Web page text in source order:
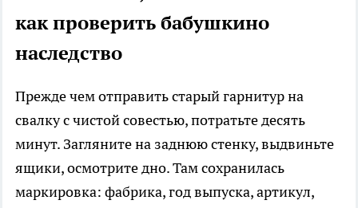
как проверить бабушкино
наследство
Прежде чем отправить старый гарнитур на
свалку с чистой совестью, потратьте десять
минут. Загляните на заднюю стенку, выдвиньте
ящики, осмотрите дно. Там сохранилась
маркировка: фабрика, год выпуска, артикул,